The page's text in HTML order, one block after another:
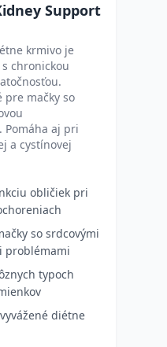
Support
krmivo je
chronickou
pre mačky so
Pomáha aj pri
a cystínovej
obličiek pri
so srdcovými
problémami
typoch
diétne